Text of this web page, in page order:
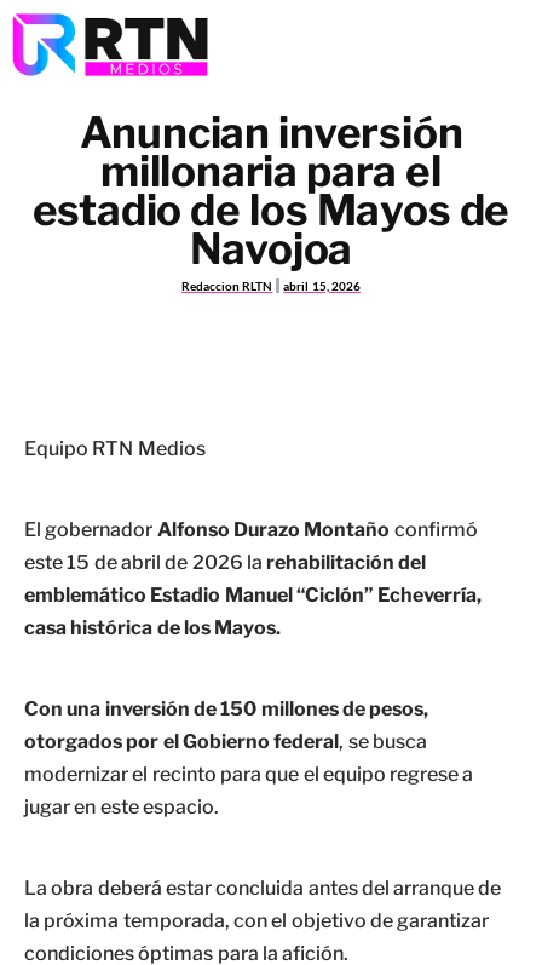
Anuncian inversión
millonaria para el
estadio de los Mayos de
Navojoa
Redaccion RLTN abril 15, 2026
Equipo RTN Medios
El gobernador Alfonso Durazo Montaño confirmó
este 15 de abril de 2026 larehabilitación del
emblemático Estadio Manuel “Ciclón” Echeverría,
casa histórica de los Mayos.
Con una inversión de 150 millones de pesos,
otorgados por el Gobierno federal, se busca
modernizar el recinto para que el equipo regrese a
jugar en este espacio.
La obra deberá estar concluida antes del arranque de
la próxima temporada, con el objetivo de garantizar
condiciones óptimas para la afición.